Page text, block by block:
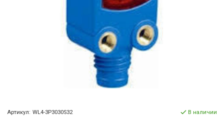
Артикул: WL4-3P3030S32 В наличии